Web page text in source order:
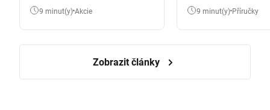
9 minut(y) Akcie 9 minut(y) Příručky
Zobrazit články